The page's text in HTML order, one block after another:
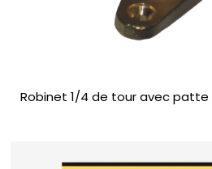
Robinet 1/4 de tour avec patte